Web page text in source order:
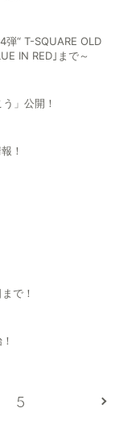
弾“ T-SQUARE OLD
IN RED｣まで～
」公開！
！
で！
5